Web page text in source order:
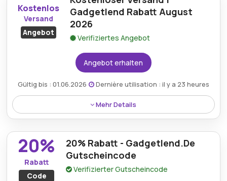
erzielen.
Kostenlos
Versand
Angebot
Gadgetlend Rabatt August
2026
Verifiziertes Angebot
Angebot erhalten
Gültig bis : 01.06.2026 Dernière utilisation : il y a 23 heures
Mehr Details
Der kostenlose Versand von Gadgetlend stellt sicher,
dass Bestellungen bequem und ohne zusätzliche
Lieferkosten ankommen, was das gesamte
Einkaufserlebnis für geschätzte Käufer verbessert.
20%
Rabatt
Code
20% Rabatt - Gadgetlend.De
Gutscheincode
Verifizierter Gutscheincode